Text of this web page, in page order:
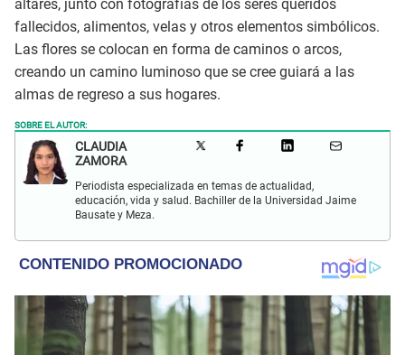
altares, junto con fotografías de los seres queridos
fallecidos, alimentos, velas y otros elementos simbólicos.
Las flores se colocan en forma de caminos o arcos,
creando un camino luminoso que se cree guiará a las
almas de regreso a sus hogares.
SOBRE EL AUTOR:
CLAUDIA
ZAMORA
Periodista especializada en temas de actualidad,
educación, vida y salud. Bachiller de la Universidad Jaime
Bausate y Meza.